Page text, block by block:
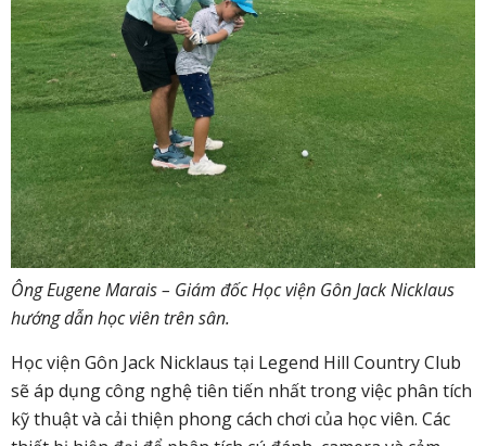
Ông Eugene Marais – Giám đốc Học viện Gôn Jack Nicklaus
hướng dẫn học viên trên sân.
Học viện Gôn Jack Nicklaus tại Legend Hill Country Club
sẽ áp dụng công nghệ tiên tiến nhất trong việc phân tích
kỹ thuật và cải thiện phong cách chơi của học viên. Các